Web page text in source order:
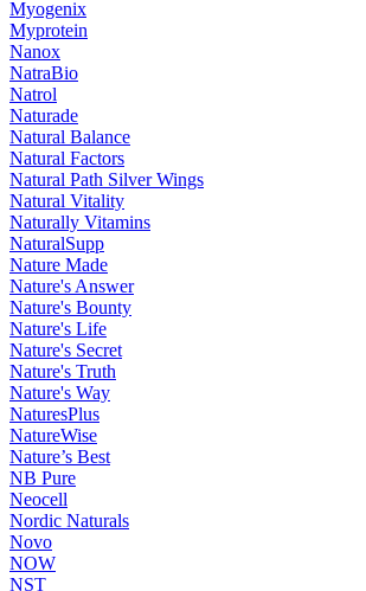
Myogenix
Myprotein
Nanox
NatraBio
Natrol
Naturade
Natural Balance
Natural Factors
Natural Path Silver Wings
Natural Vitality
Naturally Vitamins
NaturalSupp
Nature Made
Nature's Answer
Nature's Bounty
Nature's Life
Nature's Secret
Nature's Truth
Nature's Way
NaturesPlus
NatureWise
Nature’s Best
NB Pure
Neocell
Nordic Naturals
Novo
NOW
NST